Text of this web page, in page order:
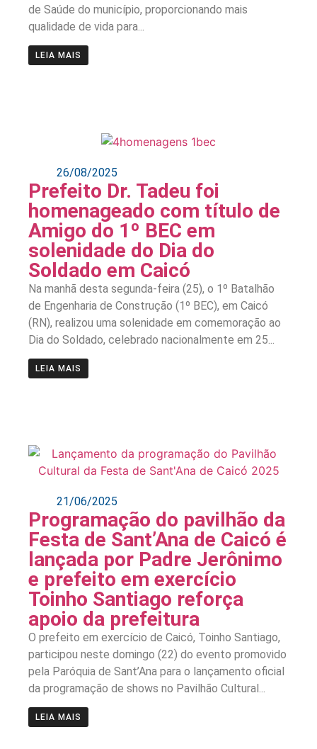
de Saúde do município, proporcionando mais
qualidade de vida para...
LEIA MAIS
26/08/2025
Prefeito Dr. Tadeu foi
homenageado com título de
Amigo do 1º BEC em
solenidade do Dia do
Soldado em Caicó
Na manhã desta segunda-feira (25), o 1º Batalhão
de Engenharia de Construção (1º BEC), em Caicó
(RN), realizou uma solenidade em comemoração ao
Dia do Soldado, celebrado nacionalmente em 25...
LEIA MAIS
21/06/2025
Programação do pavilhão da
Festa de Sant’Ana de Caicó é
lançada por Padre Jerônimo
e prefeito em exercício
Toinho Santiago reforça
apoio da prefeitura
O prefeito em exercício de Caicó, Toinho Santiago,
participou neste domingo (22) do evento promovido
pela Paróquia de Sant’Ana para o lançamento oficial
da programação de shows no Pavilhão Cultural...
LEIA MAIS